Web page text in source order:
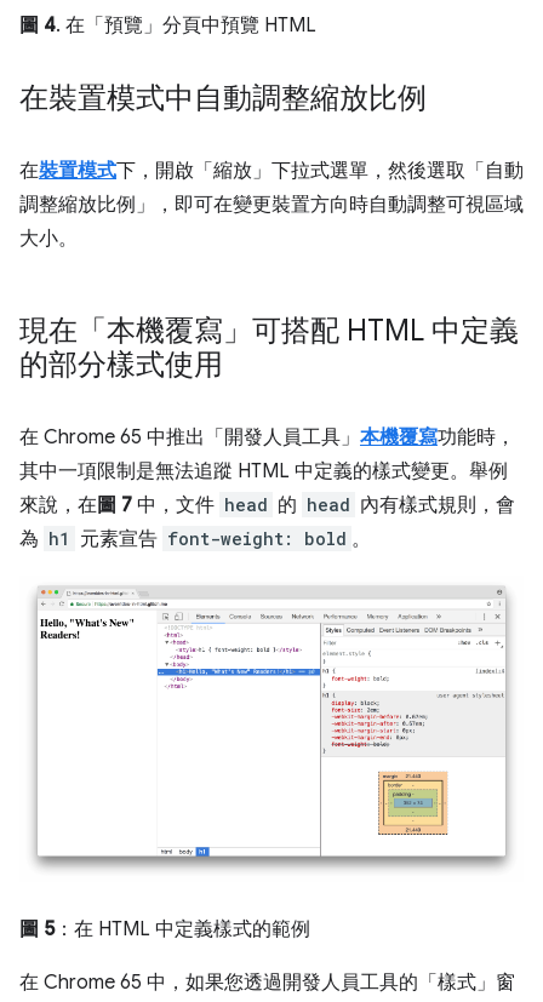
圖 4. 在「預覽」 分頁中預覽 HTML
在裝置模式中自動調整縮放比例
在裝置模式下，開啟「縮放」 下拉式選單，然後選取「自動
調整縮放比例」
，即可在變更裝置方向時自動調整可視區域
大小。
現在「本機覆寫」可搭配 HTML 中定義
的部分樣式使用
在 Chrome 65 中推出「開發人員工具」 本機覆寫功能時，
其中一項限制是無法追蹤 HTML 中定義的樣式變更。舉例
來說，在圖 7 中，文件 head 的 head 內有樣式規則，會
為 h1 元素宣告 font-weight: bold 。
圖 5：在 HTML 中定義樣式的範例
在 Chrome 65 中，如果您透過開發人員工具的「樣式」 窗